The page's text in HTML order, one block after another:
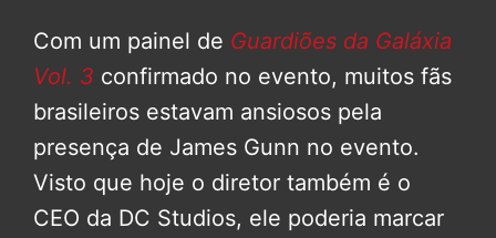
Com um painel de Guardiões da Galáxia
Vol. 3 confirmado no evento, muitos fãs
brasileiros estavam ansiosos pela
presença de James Gunn no evento.
Visto que hoje o diretor também é o
CEO da DC Studios, ele poderia marcar